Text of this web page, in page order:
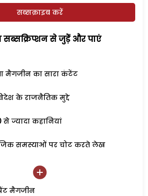
सब्सक्राइब करें
सब्सक्रिप्शन से जुड़ेें और पाएं
मैगजीन का सारा कंटेंट
के राजनैतिक मुद्दे
से ज्यादा कहानियां
समस्याओं पर चोट करते लेख
मैगजीन